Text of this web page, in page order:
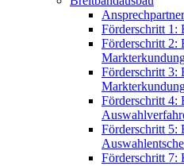
Ansprechpartner
Förderschritt 1:
Förderschritt 2:
Förderschritt 3:
Förderschritt 4:
Förderschritt 5:
Förderschritt 7: